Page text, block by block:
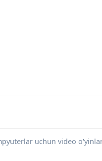
uchun video